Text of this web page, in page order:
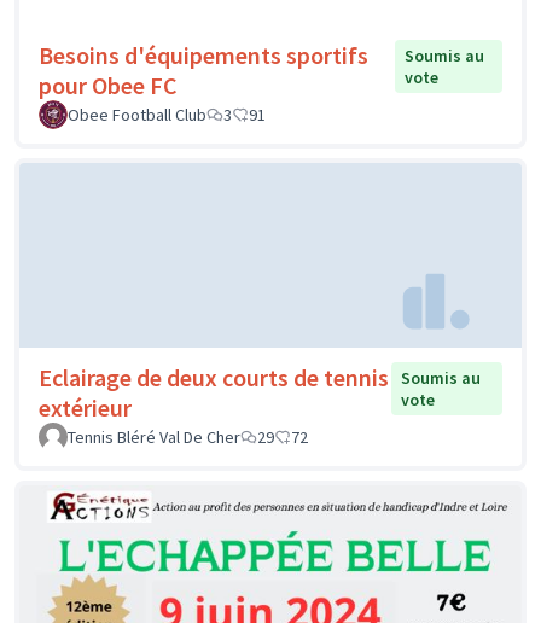
Besoins d'équipements sportifs
pour Obee FC
Soumis au
vote
Obee Football Club
3 91
Eclairage de deux courts de tennis
extérieur
Soumis au
vote
Tennis Bléré Val De Cher
29 72